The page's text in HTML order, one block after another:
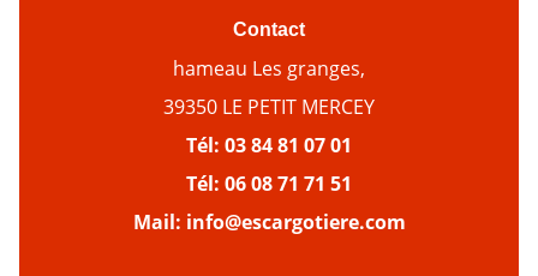
Contact
hameau Les granges,
39350 LE PETIT MERCEY
Tél: 03 84 81 07 01
Tél: 06 08 71 71 51
Mail: info@escargotiere.com